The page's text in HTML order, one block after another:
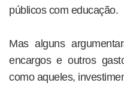
públicos com educação.
Mas alguns
encargos e outros
como aqueles,